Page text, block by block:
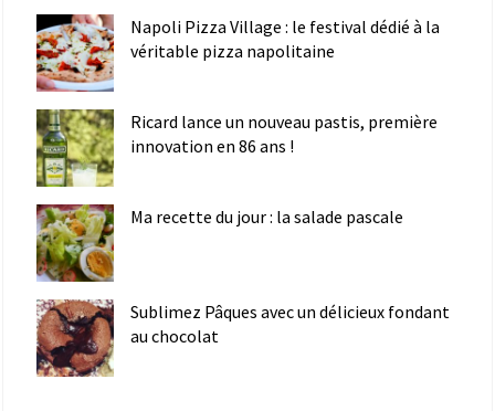
Napoli Pizza Village : le festival dédié à la
véritable pizza napolitaine
Ricard lance un nouveau pastis, première
innovation en 86 ans !
Ma recette du jour : la salade pascale
Sublimez Pâques avec un délicieux fondant
au chocolat